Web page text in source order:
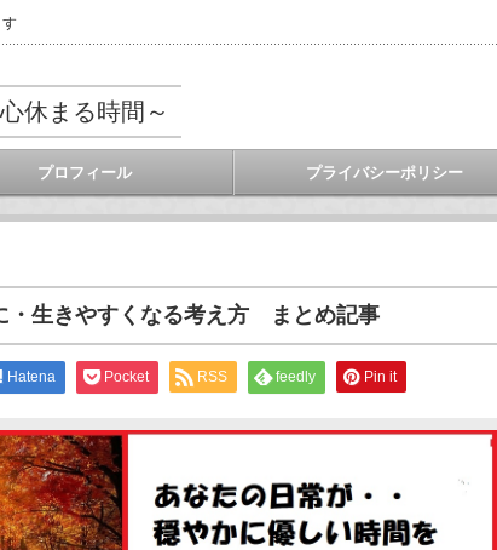
休まる時間～
プロフィール プライバシーポリシー
・生きやすくなる考え方 まとめ記事
Hatena Pocket RSS feedly Pin it